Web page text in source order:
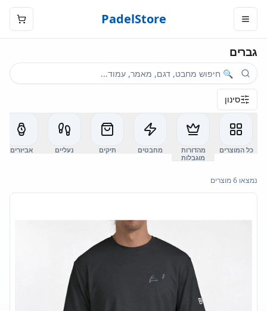
PadelStore
גברים
סינון
כל המוצרים
מהדורות
מוגבלות
מחבטים תיקים נעליים אביזרים
נמצאו 6 מוצרים